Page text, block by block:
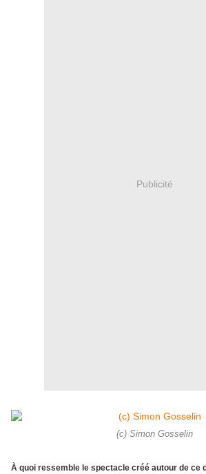
Publicité
(c) Simon Gosselin
À quoi ressemble le spectacle créé autour de ce